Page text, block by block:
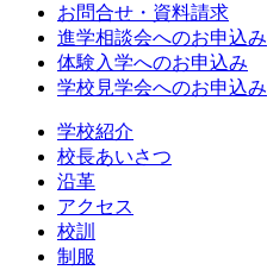
お問合せ・資料請求
進学相談会へのお申込み
体験入学へのお申込み
学校見学会へのお申込み
学校紹介
校長あいさつ
沿革
アクセス
校訓
制服